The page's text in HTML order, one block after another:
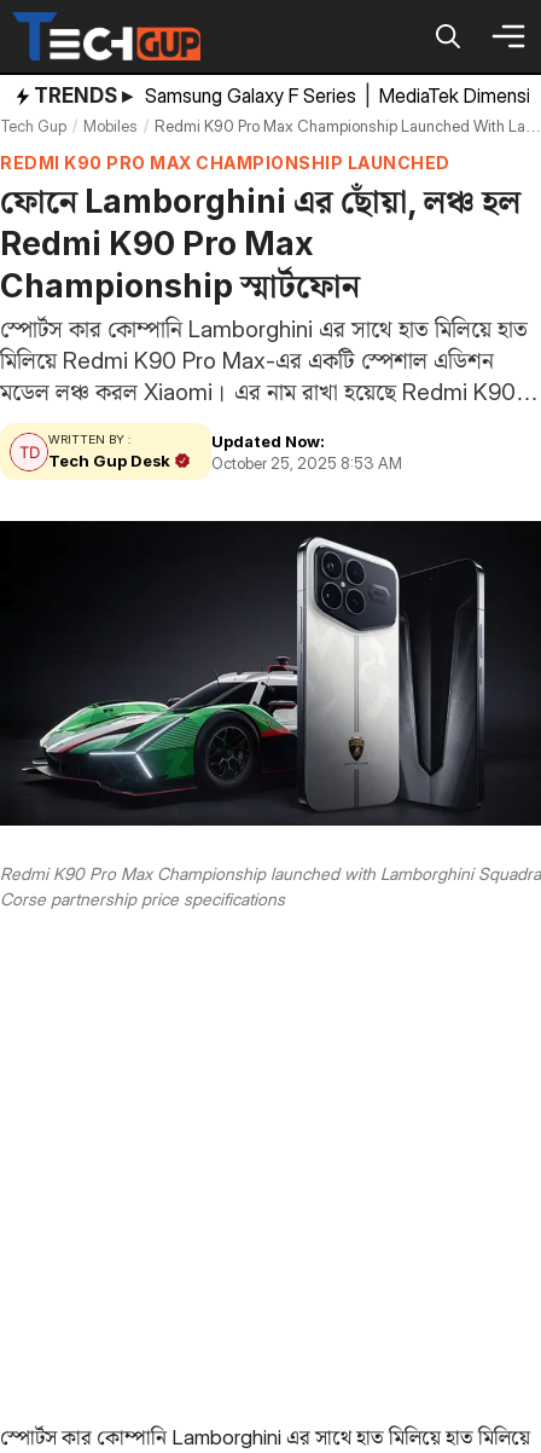
Skip
content
TRENDS ▸ Samsung Galaxy F Series MediaTek
Tech Gup Mobiles Redmi K90 Pro Max Championship Launched With Lamborghini Squadra Corse Partnership Price Specifications
REDMI K90 PRO MAX CHAMPIONSHIP LAUNCHED
ফোনে Lamborghini এর ছোঁয়া, লঞ্চ হল
Redmi K90 Pro Max
Championship স্মার্টফোন
স্পোর্টস কার কোম্পানি Lamborghini এর সাথে হাত মিলিয়ে হাত
মিলিয়ে Redmi K90 Pro Max-এর একটি স্পেশাল এডিশন
মডেল লঞ্চ করল Xiaomi। এর নাম রাখা হয়েছে Redmi K90
Pro Max Championship। কোম্পানি চীনা সোশ্যাল মিডিয়া
ওয়েবসাইট উইবো-তে ডিভাইসটি সম্পর্কে বিস্তারিতভাবে
জানিয়েছে।…
WRITTEN BY :
Tech Gup Desk
Updated Now:
October 25, 2025 8:53 AM
Redmi K90 Pro Max Championship launched with Lamborghini Squadra
Corse partnership price specifications
স্পোর্টস কার কোম্পানি Lamborghini এর সাথে হাত মিলিয়ে হাত মিলিয়ে